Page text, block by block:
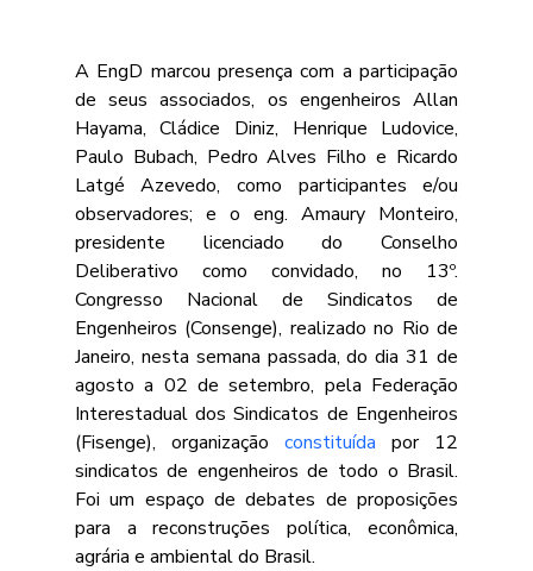
A EngD marcou presença com a participação
de seus associados, os engenheiros Allan
Hayama, Cládice Diniz, Henrique Ludovice,
Paulo Bubach, Pedro Alves Filho e Ricardo
Latgé Azevedo, como participantes e/ou
observadores; e o eng. Amaury Monteiro,
presidente licenciado do Conselho
Deliberativo como convidado, no 13º.
Congresso Nacional de Sindicatos de
Engenheiros (Consenge), realizado no Rio de
Janeiro, nesta semana passada, do dia 31 de
agosto a 02 de setembro, pela Federação
Interestadual dos Sindicatos de Engenheiros
(Fisenge), organização constituída por 12
sindicatos de engenheiros de todo o Brasil.
Foi um espaço de debates de proposições
para a reconstruções política, econômica,
agrária e ambiental do Brasil.